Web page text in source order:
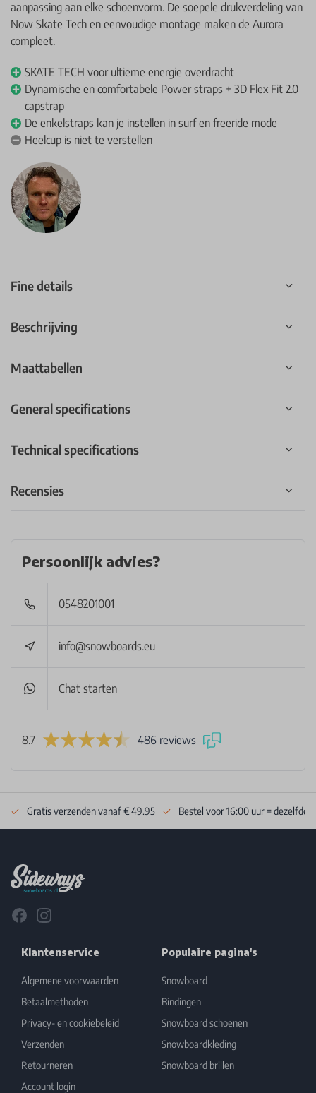
aanpassing aan elke schoenvorm. De soepele drukverdeling van
Now Skate Tech en eenvoudige montage maken de Aurora
compleet.
SKATE TECH voor ultieme energie overdracht
Dynamische en comfortabele Power straps + 3D Flex Fit 2.0
capstrap
De enkelstraps kan je instellen in surf en freeride mode
Heelcup is niet te verstellen
Fine details
Beschrijving
Maattabellen
General specifications
Technical specifications
Recensies
Persoonlijk advies?
0548201001
info@snowboards.eu
Chat starten
8.7 486 reviews
Gratis verzenden vanaf € 49.95 Bestel voor 16:00 uur = dezelfde
FacebookInstagram
Klantenservice
Algemene voorwaarden
Betaalmethoden
Privacy- en cookiebeleid
Verzenden
Retourneren
Account login
Populaire pagina's
Snowboard
Bindingen
Snowboard schoenen
Snowboardkleding
Snowboard brillen